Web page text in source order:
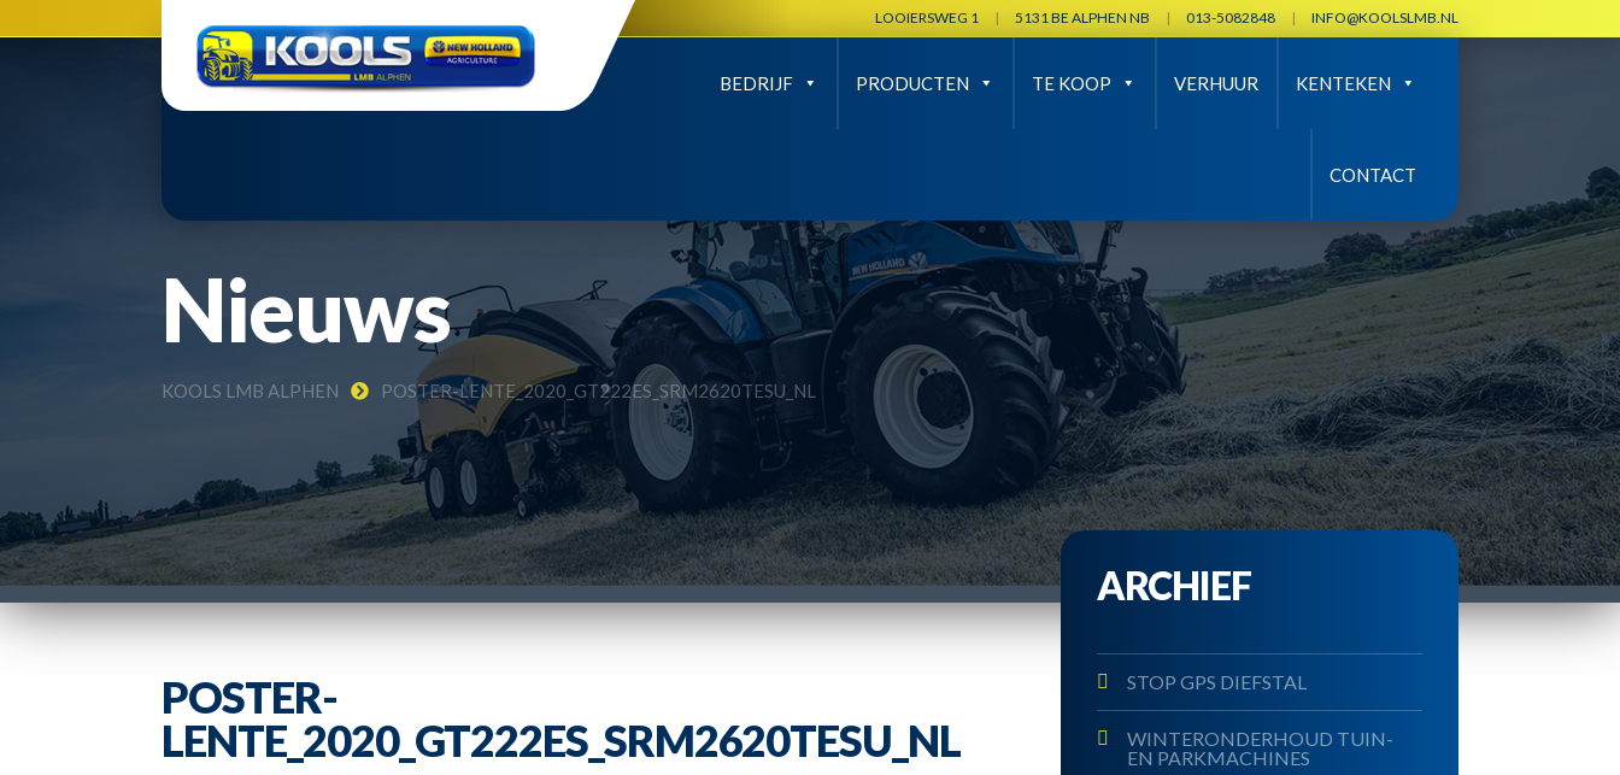
LOOIERSWEG 1 | 5131 BE ALPHEN NB | 013-5082848 | INFO@KOOLSLMB.NL
BEDRIJF PRODUCTEN TE KOOP VERHUUR KENTEKEN
CONTACT
Nieuws
KOOLS LMB ALPHEN POSTER-LENTE_2020_GT222ES_SRM2620TESU_NL
POSTER-
LENTE_2020_GT222ES_SRM2620TESU_NL
ARCHIEF
STOP GPS DIEFSTAL
WINTERONDERHOUD TUIN-
EN PARKMACHINES